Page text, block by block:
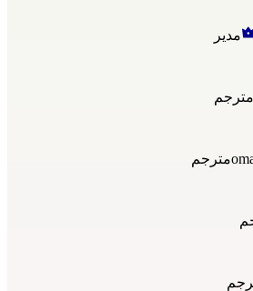
مدیر
مترجم
مترجم